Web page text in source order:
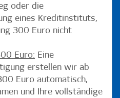
oder die
eines Kreditinstituts,
300 Euro nicht
Euro: Eine
erstellen wir ab
Euro automatisch,
und Ihre vollständige